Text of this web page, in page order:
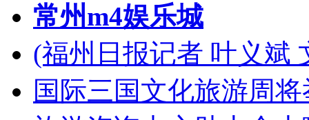
常州m4娱乐城
(福州日报记者 叶义斌
国际三国文化旅游周